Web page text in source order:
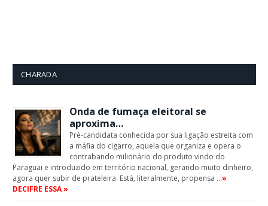
CHARADA
Onda de fumaça eleitoral se
aproxima…
Pré-candidata conhecida por sua ligação estreita com
a máfia do cigarro, aquela que organiza e opera o
contrabando milionário do produto vindo do
Paraguai e introduzido em território nacional, gerando muito dinheiro,
agora quer subir de prateleira. Está, literalmente, propensa …»
DECIFRE ESSA »